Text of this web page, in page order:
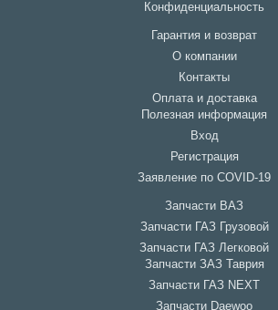
Конфиденциальность
Гарантия и возврат
О компании
Контакты
Оплата и доставка
Полезная информация
Вход
Регистрация
Заявление по COVID-19
Запчасти ВАЗ
Запчасти ГАЗ Грузовой
Запчасти ГАЗ Легковой
Запчасти ЗАЗ Таврия
Запчасти ГАЗ NEXT
Запчасти Daewoo